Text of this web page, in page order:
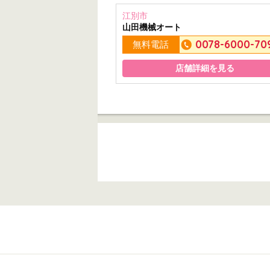
江別市
山田機械オート
無料電話 0078-6000-
店舗詳細を見る